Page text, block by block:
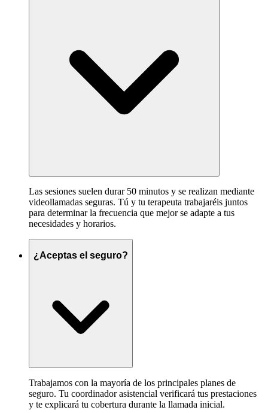
Las sesiones suelen durar 50 minutos y se realizan mediante
videollamadas seguras. Tú y tu terapeuta trabajaréis juntos
para determinar la frecuencia que mejor se adapte a tus
necesidades y horarios.
¿Aceptas el seguro?
Trabajamos con la mayoría de los principales planes de
seguro. Tu coordinador asistencial verificará tus prestaciones
y te explicará tu cobertura durante la llamada inicial.